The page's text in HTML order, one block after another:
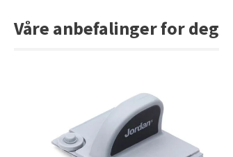
Våre anbefalinger for deg